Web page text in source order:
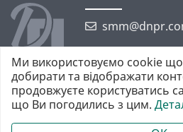
©2026 https://dnpr.com.ua Дніпровська
Всі права захищені. При повному або
Ми використовуємо cookie
добирати та відображати
продовжуєте користуватись
що Ви погодились з цим.